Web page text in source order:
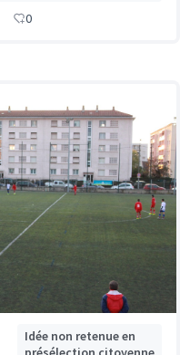
0
Idée non retenue en